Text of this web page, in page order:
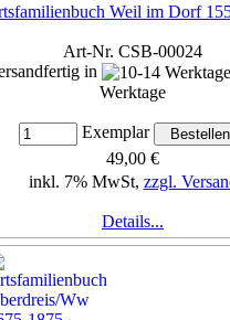
Weil im Dorf
Art-Nr. CSB-00024
in
Werktage
Exemplar
49,00 €
inkl. 7% MwSt, zzgl.
Details...